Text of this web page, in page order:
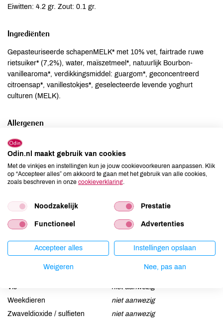
Eiwitten: 4.2 gr. Zout: 0.1 gr.
Ingrediënten
Gepasteuriseerde schapenMELK* met 10% vet, fairtrade ruwe
rietsuiker* (7,2%), water, maïszetmeel*, natuurlijk Bourbon-
vanillearoma*, verdikkingsmiddel: guargom*, geconcentreerd
citroensap*, vanillestokjes*, geselecteerde levende yoghurt
culturen (MELK).
Allergenen
Aardnoten
Ei
niet aanwezig
Gluten
niet aanwezig
Lactose
aanwezig
Mosterd
niet aanwezig
Noten
niet aanwezig
niet aanwezig
Vis
niet aanwezig
Weekdieren
niet aanwezig
Zwaveldioxide / sulfieten
niet aanwezig
Odin.nl maakt gebruik van cookies
Met de vinkjes en instellingen kun je jouw cookievoorkeuren aanpassen. Klik
op “Accepteer alles” om akkoord te gaan met het gebruik van alle cookies,
zoals beschreven in onze cookieverklaring
Noodzakelijk Prestatie
Functioneel Advertenties
Accepteer alles Instellingen opslaan
Weigeren Nee, pas aan